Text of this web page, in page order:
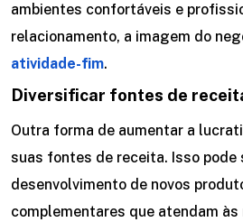
ambientes confortáveis e
relacionamento, a imagem do
atividade-fim.
Diversificar fontes de
Outra forma de aumentar a
suas fontes de receita. Isso pode
desenvolvimento de novos
complementares que atendam